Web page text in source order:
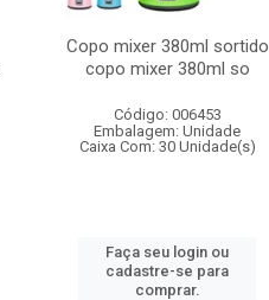
Copo mixer 380ml sortido
copo mixer 380ml so
Código: 006453
Embalagem: Unidade
Caixa Com: 30 Unidade(s)
Faça seu login ou
cadastre-se para
comprar.